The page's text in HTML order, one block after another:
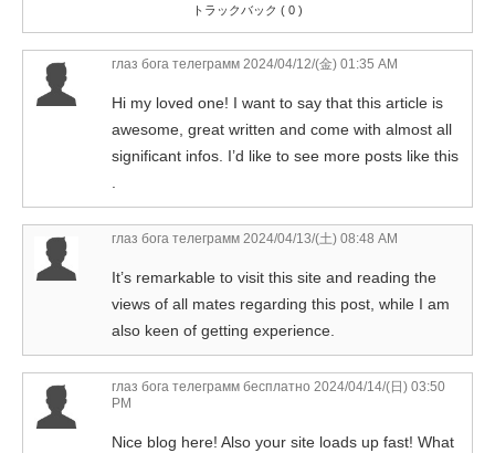
トラックバック ( 0 )
глаз бога телеграмм 2024/04/12/(金) 01:35 AM
Hi my loved one! I want to say that this article is
awesome, great written and come with almost all
significant infos. I’d like to see more posts like this
.
глаз бога телеграмм 2024/04/13/(土) 08:48 AM
It’s remarkable to visit this site and reading the
views of all mates regarding this post, while I am
also keen of getting experience.
глаз бога телеграмм бесплатно 2024/04/14/(日) 03:50
PM
Nice blog here! Also your site loads up fast! What